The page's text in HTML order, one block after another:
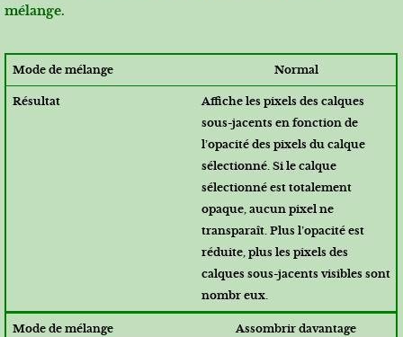
mélange.
Normal
Affiche les pixels des calques
sous-jacents en fonction de
l’opacité des pixels du calque
sélectionné. Si le calque
sélectionné est totalement
opaque, aucun pixel ne
transparaît. Plus l’opacité est
réduite, plus les pixels des
calques sous-jacents visibles sont
nombr eux.
Assombrir davantage